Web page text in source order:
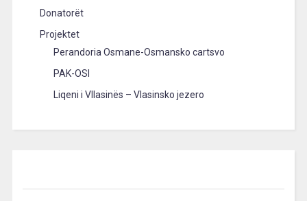
Donatorët
Projektet
Perandoria Osmane-Osmansko cartsvo
PAK-OSI
Liqeni i Vllasinës – Vlasinsko jezero